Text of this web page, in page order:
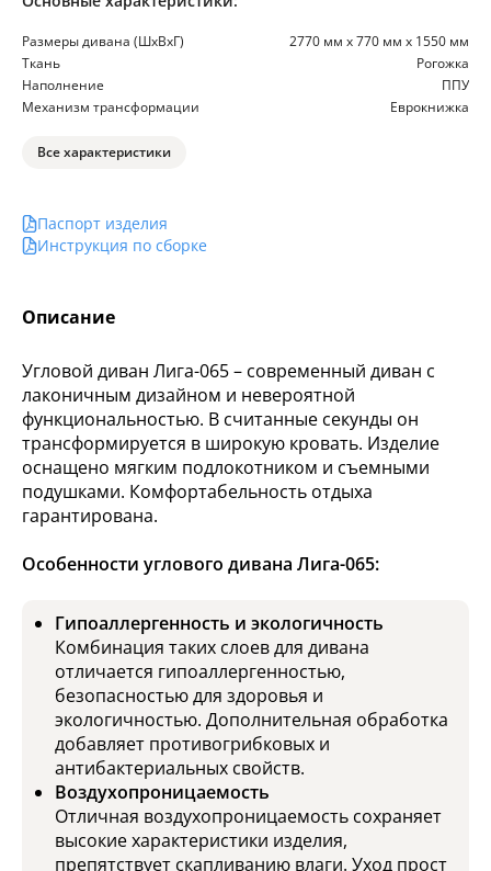
Описание
Угловой диван Лига-065 – современный диван с
лаконичным дизайном и невероятной
функциональностью. В считанные секунды он
трансформируется в широкую кровать. Изделие
оснащено мягким подлокотником и съемными
подушками. Комфортабельность отдыха
гарантирована.
Особенности углового дивана Лига-065:
Гипоаллергенность и экологичность
Комбинация таких слоев для дивана
отличается гипоаллергенностью,
безопасностью для здоровья и
экологичностью. Дополнительная обработка
добавляет противогрибковых и
антибактериальных свойств.
Воздухопроницаемость
Отличная воздухопроницаемость сохраняет
высокие характеристики изделия,
препятствует скапливанию влаги. Уход прост
Размеры дивана (ШхВхГ)
2770 мм х 770 мм х 1550 мм
Ткань
Рогожка
Наполнение
ППУ
Механизм трансформации
Еврокнижка
Все характеристики
Паспорт изделия
Инструкция по сборке